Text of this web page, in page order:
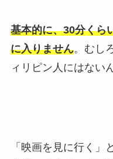
基本的に、30分くら
に入りません。むし
ィリピン人にはない
「映画を見に行く」